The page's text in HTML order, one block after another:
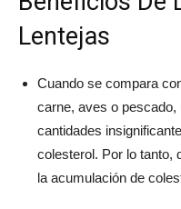
Lentejas
Cuando se compara
carne, aves o pescado,
cantidades
colesterol. Por lo tanto,
la acumulación de